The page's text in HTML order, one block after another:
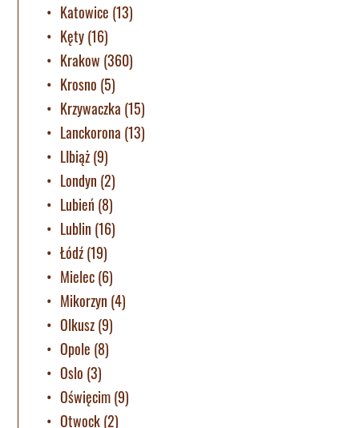
Katowice (13)
Kęty(16)
Krakow (360)
Krosno (5)
Krzywaczka (15)
Lanckorona (13)
LIbiąż(9)
Londyn (2)
Lubień (8)
Lublin (16)
Łódź(19)
Mielec(6)
Mikorzyn (4)
Olkusz(9)
Opole (8)
Oslo (3)
Oświęcim(9)
Otwock(2)